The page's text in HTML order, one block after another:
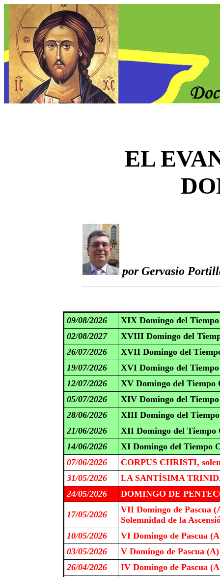
EL
por Gervasio
09/08/2026
XIX Domingo del
02/08/2027
XVIII Domingo del
26/07/2026
XVII Domingo del
19/07/2026
XVI Domingo del
12/07/2026
XV Domingo del
05/07/2026
XIV Domingo del
28/06/2026
XIII Domingo del
21/06/2026
XII Domingo del
14/06/2026
XI Domingo del Tiempo
07/06/2026
CORPUS CHRISTI,
31/05/2026
LA SANTÍSIMA
24/05/2026
DOMINGO DE
17/05/2026
VII Domingo de Pascua
Solemnidad de la
10/05/2026
VI Domingo de Pascua
03/05/2026
V Domingo de Pascua (A)
26/04/2026
IV Domingo de Pascua